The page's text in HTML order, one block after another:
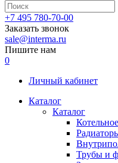
+7 495 780-70-00
Заказать звонок
sale@interma.ru
Пишите нам
0
Личный кабинет
Каталог
Каталог
Трубы и